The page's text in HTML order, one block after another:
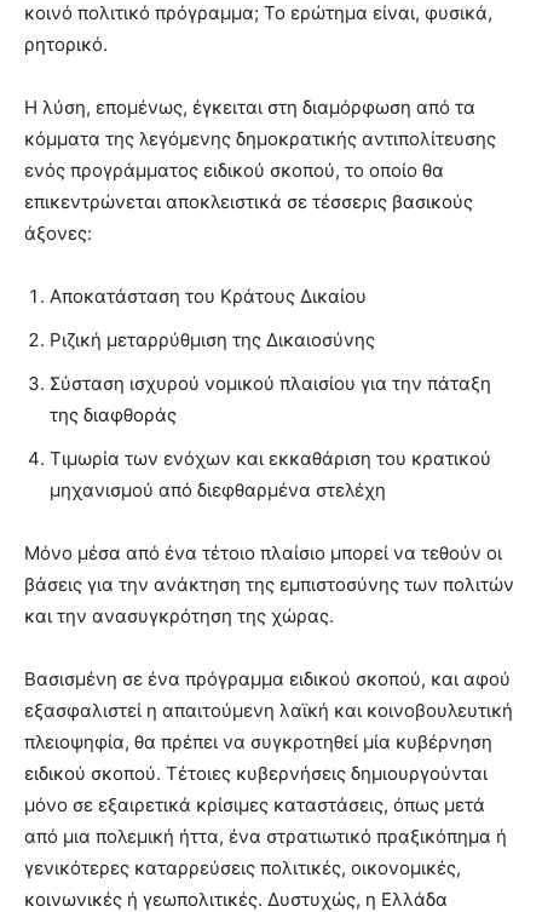
κοινό πολιτικό πρόγραμμα; Το ερώτημα είναι, φυσικά,
ρητορικό.
Η λύση, επομένως, έγκειται στη διαμόρφωση από τα
κόμματα της λεγόμενης δημοκρατικής αντιπολίτευσης
ενός προγράμματος ειδικού σκοπού, το οποίο θα
επικεντρώνεται αποκλειστικά σε τέσσερις βασικούς
άξονες:
Αποκατάσταση του Κράτους Δικαίου
Ριζική μεταρρύθμιση της Δικαιοσύνης
Σύσταση ισχυρού νομικού πλαισίου για την πάταξη
της διαφθοράς
Τιμωρία των ενόχων και εκκαθάριση του κρατικού
μηχανισμού από διεφθαρμένα στελέχη
Μόνο μέσα από ένα τέτοιο πλαίσιο μπορεί να τεθούν οι
βάσεις για την ανάκτηση της εμπιστοσύνης των πολιτών
και την ανασυγκρότηση της χώρας.
Βασισμένη σε ένα πρόγραμμα ειδικού σκοπού, και αφού
εξασφαλιστεί η απαιτούμενη λαϊκή και κοινοβουλευτική
πλειοψηφία, θα πρέπει να συγκροτηθεί μία κυβέρνηση
ειδικού σκοπού. Τέτοιες κυβερνήσεις δημιουργούνται
μόνο σε εξαιρετικά κρίσιμες καταστάσεις, όπως μετά
από μια πολεμική ήττα, ένα στρατιωτικό πραξικόπημα ή
γενικότερες καταρρεύσεις πολιτικές, οικονομικές,
κοινωνικές ή γεωπολιτικές. Δυστυχώς, η Ελλάδα